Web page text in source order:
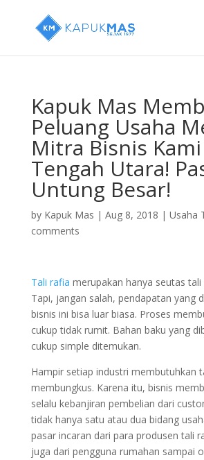
Kapuk Mas
Peluang Usaha
Mitra Bisnis
Tengah Utara!
Untung Besar!
by Kapuk Mas | Aug 8, 2018 | Usaha
comments
Tali rafia merupakan hanya seutas
Tapi, jangan salah, pendapatan yang
bisnis ini bisa luar biasa. Proses
cukup tidak rumit. Bahan baku yang
cukup simple ditemukan.
Hampir setiap industri membutuhkan
membungkus. Karena itu, bisnis
selalu kebanjiran pembelian dari
tidak hanya satu atau dua bidang
pasar incaran dari para produsen tali
juga dari pengguna rumahan sampai